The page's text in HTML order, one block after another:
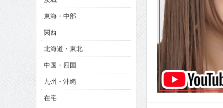
東海・中部
関西
北海道・東北
中国・四国
九州・沖縄
在宅